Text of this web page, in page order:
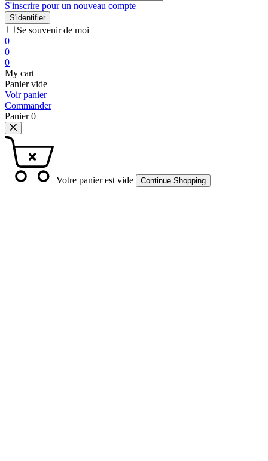
S'inscrire pour un nouveau compte
S'identifier
Se souvenir de moi
0
0
0
My cart
Panier vide
Voir panier
Commander
Panier0
Votre panier est vide Continue Shopping